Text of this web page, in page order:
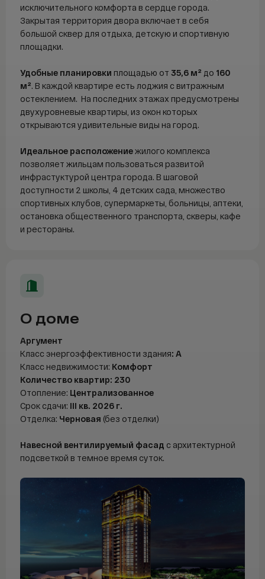
Покупка
Ипотека
ДВ ипотека
Семейная ипотека
Сельская ипотека
IT-ипотека
О компании
О компании
FAQ
Контакты
исключительного комфорта в сердце города.
Закрытая территория двора включает в себя
большой сквер для отдыха, детскую и спортивную
площадки.
Удобные планировки площадью от 35,6 м² до 160
м². В каждой квартире есть лоджия с витражным
остеклением. На последних этажах предусмотрены
двухуровневые квартиры, из окон которых
открываются удивительные виды на город.
Идеальное расположениежилого комплекса
позволяет жильцам пользоваться развитой
инфрастуктурой центра города. В шаговой
доступности 2 школы, 4 детских сада, множество
спортивных клубов, супермаркеты, больницы, аптеки,
остановка общественного транспорта, скверы, кафе
и рестораны.
О доме
Аргумент
Класс энергоэффективности здания: А
Класс недвижимости: Комфорт
Количество квартир: 230
Отопление: Централизованное
Срок сдачи: III кв. 2026 г.
Отделка: Черновая (без отделки)
Навесной вентилируемый фасад с архитектурной
подсветкой в темное время суток.